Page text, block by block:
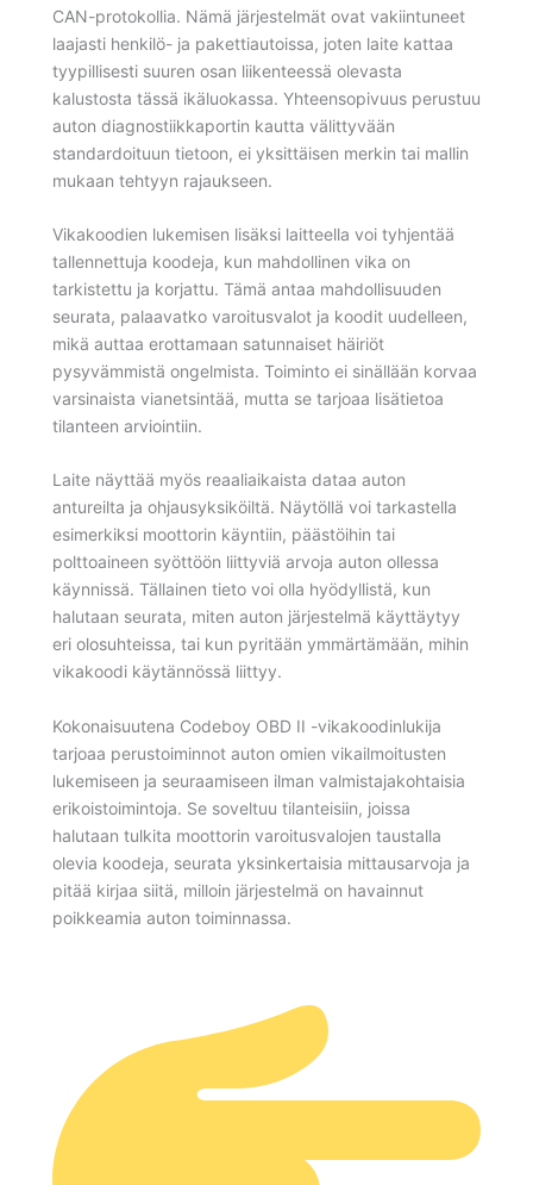
CAN-protokollia. Nämä järjestelmät ovat vakiintuneet
laajasti henkilö- ja pakettiautoissa, joten laite kattaa
tyypillisesti suuren osan liikenteessä olevasta
kalustosta tässä ikäluokassa. Yhteensopivuus perustuu
auton diagnostiikkaportin kautta välittyvään
standardoituun tietoon, ei yksittäisen merkin tai mallin
mukaan tehtyyn rajaukseen.
Vikakoodien lukemisen lisäksi laitteella voi tyhjentää
tallennettuja koodeja, kun mahdollinen vika on
tarkistettu ja korjattu. Tämä antaa mahdollisuuden
seurata, palaavatko varoitusvalot ja koodit uudelleen,
mikä auttaa erottamaan satunnaiset häiriöt
pysyvämmistä ongelmista. Toiminto ei sinällään korvaa
varsinaista vianetsintää, mutta se tarjoaa lisätietoa
tilanteen arviointiin.
Laite näyttää myös reaaliaikaista dataa auton
antureilta ja ohjausyksiköiltä. Näytöllä voi tarkastella
esimerkiksi moottorin käyntiin, päästöihin tai
polttoaineen syöttöön liittyviä arvoja auton ollessa
käynnissä. Tällainen tieto voi olla hyödyllistä, kun
halutaan seurata, miten auton järjestelmä käyttäytyy
eri olosuhteissa, tai kun pyritään ymmärtämään, mihin
vikakoodi käytännössä liittyy.
Kokonaisuutena Codeboy OBD II -vikakoodinlukija
tarjoaa perustoiminnot auton omien vikailmoitusten
lukemiseen ja seuraamiseen ilman valmistajakohtaisia
erikoistoimintoja. Se soveltuu tilanteisiin, joissa
halutaan tulkita moottorin varoitusvalojen taustalla
olevia koodeja, seurata yksinkertaisia mittausarvoja ja
pitää kirjaa siitä, milloin järjestelmä on havainnut
poikkeamia auton toiminnassa.